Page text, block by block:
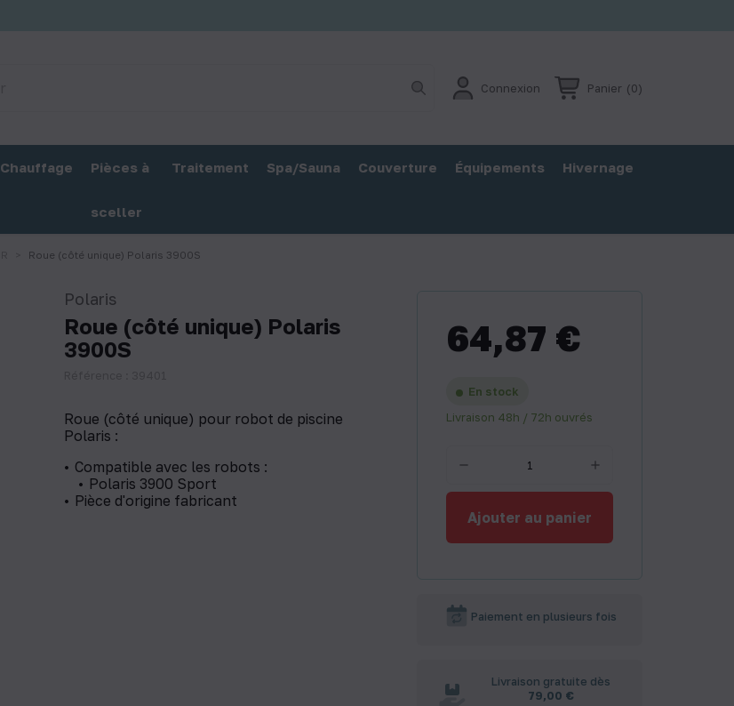
Connexion Panier (0)
Chauffage Pièces à
sceller
Traitement Spa/Sauna Couverture Équipements Hivernage
Roue (côté unique) Polaris 3900S
Polaris
Roue (côté unique) Polaris
3900S
Roue (côté unique) pour robot de piscine
Polaris :
Compatible avec les robots :
Polaris 3900 Sport
Pièce d'origine fabricant
64,87 €
En stock
Livraison 48h / 72h ouvrés
Ajouter au panier
Paiement en plusieurs fois
Livraison gratuite dès
79,00 €